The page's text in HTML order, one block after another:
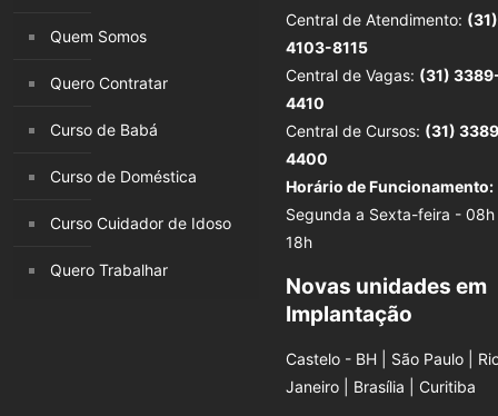
Quem Somos
Quero Contratar
Curso de Babá
Curso de Doméstica
Curso Cuidador de Idoso
Quero Trabalhar
Central de Atendimento: (31)
4103-8115
Central de Vagas: (31)
4410
Central de Cursos: (31)
4400
Horário de Funcionamento:
Segunda a Sexta-feira - 08h
18h
Novas unidades em
Implantação
Castelo - BH | São Paulo |
Janeiro | Brasília | Curitiba